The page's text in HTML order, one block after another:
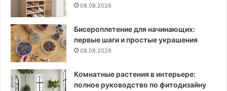
08.08.2026
Бисероплетение для начинающих:
первые шаги и простые украшения
08.08.2026
Комнатные растения в интерьере:
полное руководство по фитодизайну